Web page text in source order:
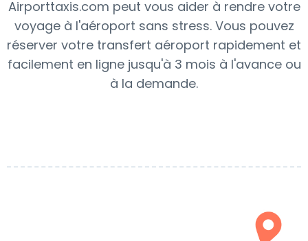
Airporttaxis.com peut vous aider à rendre votre
voyage à l'aéroport sans stress. Vous pouvez
réserver votre transfert aéroport rapidement et
facilement en ligne jusqu'à 3 mois à l'avance ou
à la demande.